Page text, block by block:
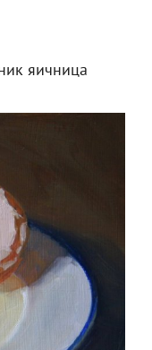
яичница